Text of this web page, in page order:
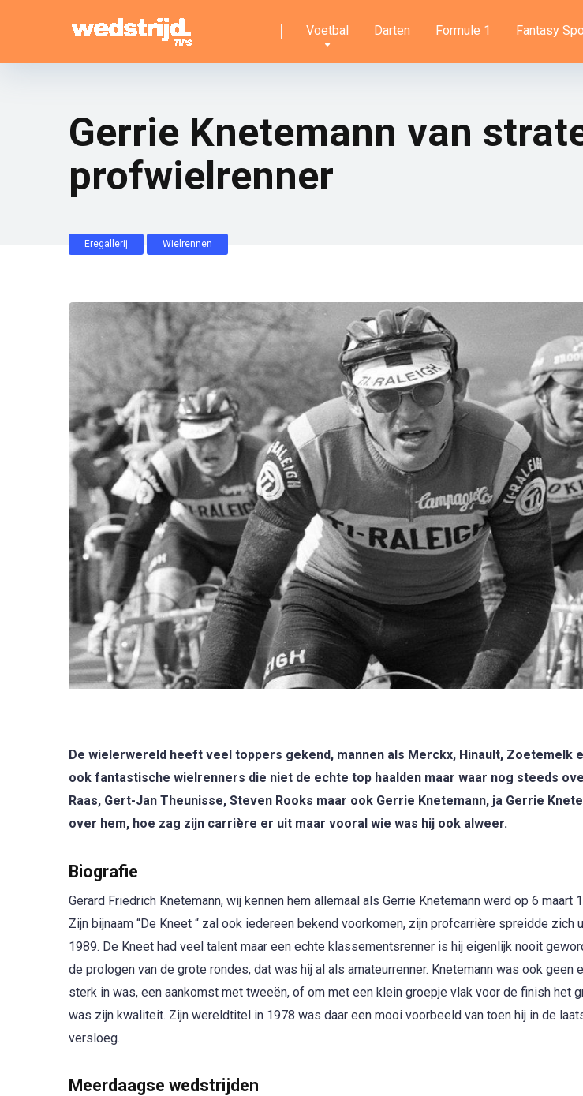
Voetbal Darten Formule 1 Fantasy
Gerrie Knetemann van
profwielrenner
Eregallerij Wielrennen
De wielerwereld heeft veel toppers gekend, mannen als Merckx, Hinault, Zoetemelk
ook fantastische wielrenners die niet de echte top haalden maar waar nog steeds
Raas, Gert-Jan Theunisse, Steven Rooks maar ook Gerrie Knetemann, ja Gerrie
over hem, hoe zag zijn carrière er uit maar vooral wie was hij ook alweer.
Biografie
Gerard Friedrich Knetemann, wij kennen hem allemaal als Gerrie Knetemann werd op 6 maart
Zijn bijnaam “De Kneet “ zal ook iedereen bekend voorkomen, zijn profcarrière spreidde
1989. De Kneet had veel talent maar een echte klassementsrenner is hij eigenlijk nooit
de prologen van de grote rondes, dat was hij al als amateurrenner. Knetemann was ook geen
sterk in was, een aankomst met tweeën, of om met een klein groepje vlak voor de finish het
was zijn kwaliteit. Zijn wereldtitel in 1978 was daar een mooi voorbeeld van toen hij in de
versloeg.
Meerdaagse wedstrijden